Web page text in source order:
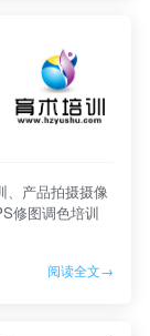
、产品拍摄摄像
修图调色培训
阅读全文→